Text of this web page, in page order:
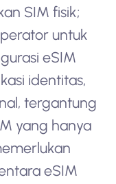
SIM fisik;
untuk
eSIM
identitas,
tergantung
yang hanya
eSIM